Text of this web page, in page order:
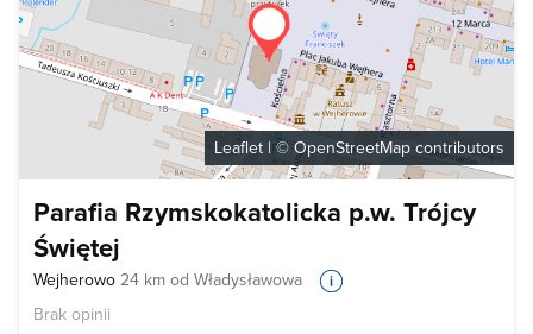
Leaflet | © OpenStreetMap contributors
Parafia Rzymskokatolicka p.w. Trójcy
Świętej
Wejherowo 24 km od Władysławowa
Brak opinii